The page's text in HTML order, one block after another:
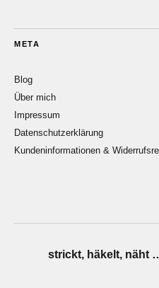
META
Blog
Über mich
Impressum
Datenschutzerklärung
Kundeninformationen &
strickt, häkelt, näht